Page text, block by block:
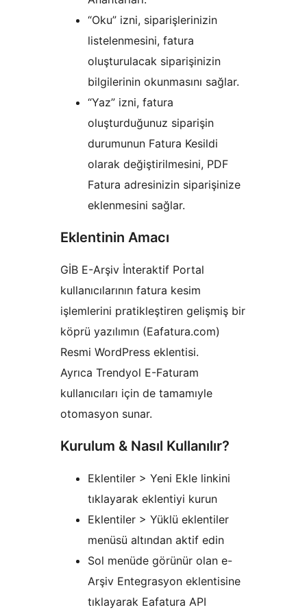
“Oku” izni, siparişlerinizin
listelenmesini, fatura
oluşturulacak siparişinizin
bilgilerinin okunmasını sağlar.
“Yaz” izni, fatura
oluşturduğunuz siparişin
durumunun Fatura Kesildi
olarak değiştirilmesini, PDF
Fatura adresinizin siparişinize
eklenmesini sağlar.
Eklentinin Amacı
GİB E-Arşiv İnteraktif Portal
kullanıcılarının fatura kesim
işlemlerini pratikleştiren gelişmiş bir
köprü yazılımın (Eafatura.com)
Resmi WordPress eklentisi.
Ayrıca Trendyol E-Faturam
kullanıcıları için de tamamıyle
otomasyon sunar.
Kurulum & Nasıl Kullanılır?
Eklentiler > Yeni Ekle linkini
tıklayarak eklentiyi kurun
Eklentiler > Yüklü eklentiler
menüsü altından aktif edin
Sol menüde görünür olan e-
Arşiv Entegrasyon eklentisine
tıklayarak Eafatura API